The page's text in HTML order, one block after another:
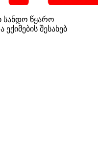
სანდო წყარო
ექიმების შესახებ